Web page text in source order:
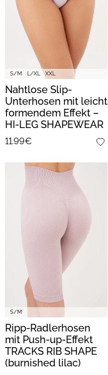
S/M L/XL XXL
Nahtlose Slip-
Unterhosen mit leicht
formendem Effekt –
HI-LEG SHAPEWEAR
(white)
11.99€
S/M
Ripp-Radlerhosen
mit Push-up-Effekt
TRACKS RIB SHAPE
(burnished lilac)